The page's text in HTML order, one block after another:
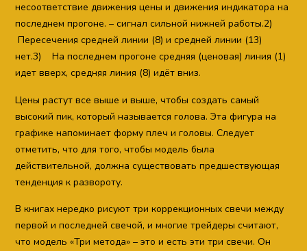
несоответствие движения цены и движения индикатора на
последнем прогоне. – сигнал сильной нижней работы.2)
Пересечения средней линии (8) и средней линии (13)
нет.3) На последнем прогоне средняя (ценовая) линия (1)
идет вверх, средняя линия (8) идёт вниз.
Цены растут все выше и выше, чтобы создать самый
высокий пик, который называется голова. Эта фигура на
графике напоминает форму плеч и головы. Следует
отметить, что для того, чтобы модель была
действительной, должна существовать предшествующая
тенденция к развороту.
В книгах нередко рисуют три коррекционных свечи между
первой и последней свечой, и многие трейдеры считают,
что модель «Три метода» – это и есть эти три свечи. Он